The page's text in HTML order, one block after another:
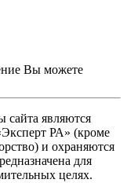
Вы можете
являются
РА» (кроме
и охраняются
для
целях.